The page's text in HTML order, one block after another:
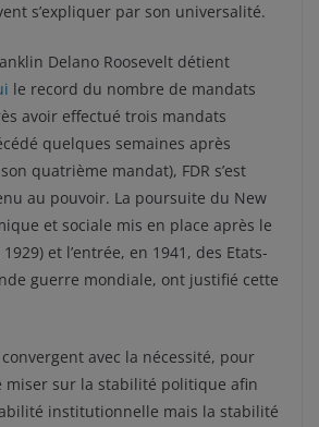
s’expliquer par son universalité.
Delano Roosevelt détient
le record du nombre de mandats
avoir effectué trois mandats
quelques semaines après
quatrième mandat), FDR s’est
au pouvoir. La poursuite du New
et sociale mis en place après le
et l’entrée, en 1941, des Etats-
guerre mondiale, ont justifié cette
avec la nécessité, pour
miser sur la stabilité politique afin
institutionnelle mais la stabilité